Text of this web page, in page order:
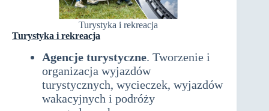
Turystyka i rekreacja
Turystyka i rekreacja
Agencje turystyczne. Tworzenie i
organizacja wyjazdów
turystycznych, wycieczek, wyjazdów
wakacyjnych i podróży